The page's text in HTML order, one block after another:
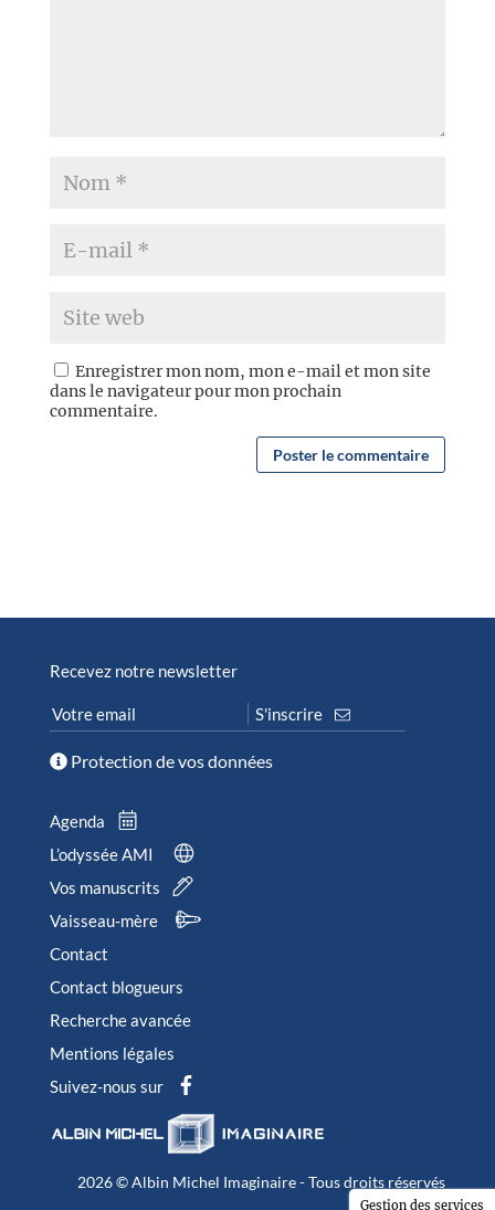
Enregistrer mon nom, mon e-mail et mon site
dans le navigateur pour mon prochain
commentaire.
Recevez notre newsletter
Protection de vos données
Agenda
L’odyssée AMI
Vos manuscrits
Vaisseau-mère
Contact
Contact blogueurs
Recherche avancée
Mentions légales
Suivez-nous sur
2026 © Albin Michel Imaginaire - Tous droits réservés
Gestion des services